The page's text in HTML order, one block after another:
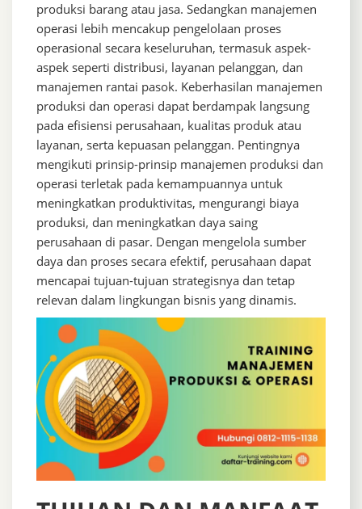
produksi barang atau jasa. Sedangkan manajemen
operasi lebih mencakup pengelolaan proses
operasional secara keseluruhan, termasuk aspek-
aspek seperti distribusi, layanan pelanggan, dan
manajemen rantai pasok. Keberhasilan manajemen
produksi dan operasi dapat berdampak langsung
pada efisiensi perusahaan, kualitas produk atau
layanan, serta kepuasan pelanggan. Pentingnya
mengikuti prinsip-prinsip manajemen produksi dan
operasi terletak pada kemampuannya untuk
meningkatkan produktivitas, mengurangi biaya
produksi, dan meningkatkan daya saing
perusahaan di pasar. Dengan mengelola sumber
daya dan proses secara efektif, perusahaan dapat
mencapai tujuan-tujuan strategisnya dan tetap
relevan dalam lingkungan bisnis yang dinamis.